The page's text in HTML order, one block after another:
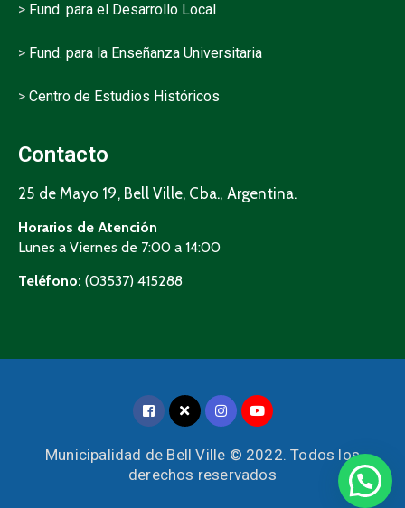
> Fund. para el Desarrollo Local
> Fund. para la Enseñanza Universitaria
> Centro de Estudios Históricos
Contacto
25 de Mayo 19, Bell Ville, Cba., Argentina.
Horarios de Atención
Lunes a Viernes de 7:00 a 14:00
Teléfono: (03537) 415288
Municipalidad de Bell Ville © 2022. Todos los
derechos reservados